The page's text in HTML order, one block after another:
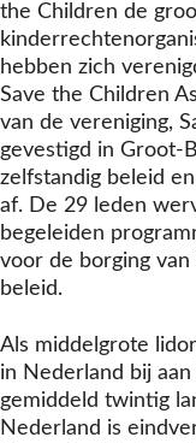
the Children de
hebben zich
Save the Children
van de vereniging,
gevestigd in Groot-
zelfstandig beleid
af. De 29 leden
begeleiden
voor de borging
beleid.
Als middelgrote
in Nederland bij
gemiddeld twintig
Nederland is